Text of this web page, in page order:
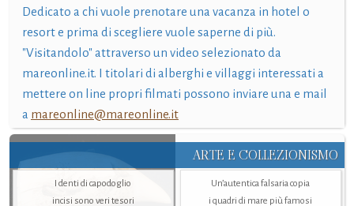
Dedicato a chi vuole prenotare una vacanza in hotel o
resort e prima di scegliere vuole saperne di più.
"Visitandolo" attraverso un video selezionato da
mareonline.it. I titolari di alberghi e villaggi interessati a
mettere on line propri filmati possono inviare una e mail
a mareonline@mareonline.it
ARTE E COLLEZIONISMO
I denti di capodoglio
incisi sono veri tesori
Un’autentica falsaria copia
i quadri di mare più famosi